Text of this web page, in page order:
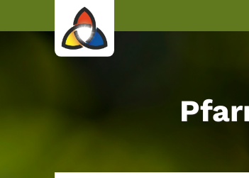
Zum Inhalt springen